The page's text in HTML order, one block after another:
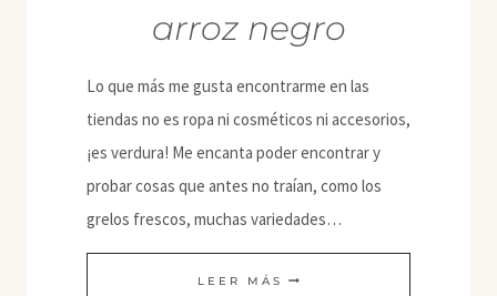
arroz negro
Lo que más me gusta encontrarme en las
tiendas no es ropa ni cosméticos ni accesorios,
¡es verdura! Me encanta poder encontrar y
probar cosas que antes no traían, como los
grelos frescos, muchas variedades…
LEER MÁS BERENJENAS